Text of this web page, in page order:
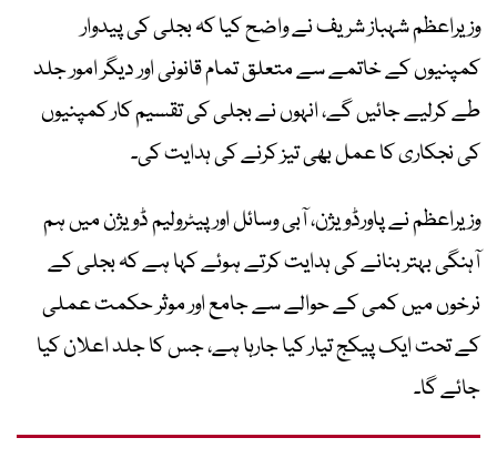
وزیراعظم شہباز شریف نے واضح کیا کہ بجلی کی پیدوار
کمپنیوں کے خاتمے سے متعلق تمام قانونی اور دیگر امور جلد
طے کرلیے جائیں گے، انہوں نے بجلی کی تقسیم کار کمپنیوں
کی نجکاری کا عمل بھی تیز کرنے کی ہدایت کی۔
وزیراعظم نے پاورڈویژن، آبی وسائل اور پیٹرولیم ڈویژن میں ہم
آہنگی بہتر بنانے کی ہدایت کرتے ہوئے کہا ہے کہ بجلی کے
نرخوں میں کمی کے حوالے سے جامع اور موثر حکمت عملی
کے تحت ایک پیکج تیار کیا جارہا ہے، جس کا جلد اعلان کیا
جائے گا۔